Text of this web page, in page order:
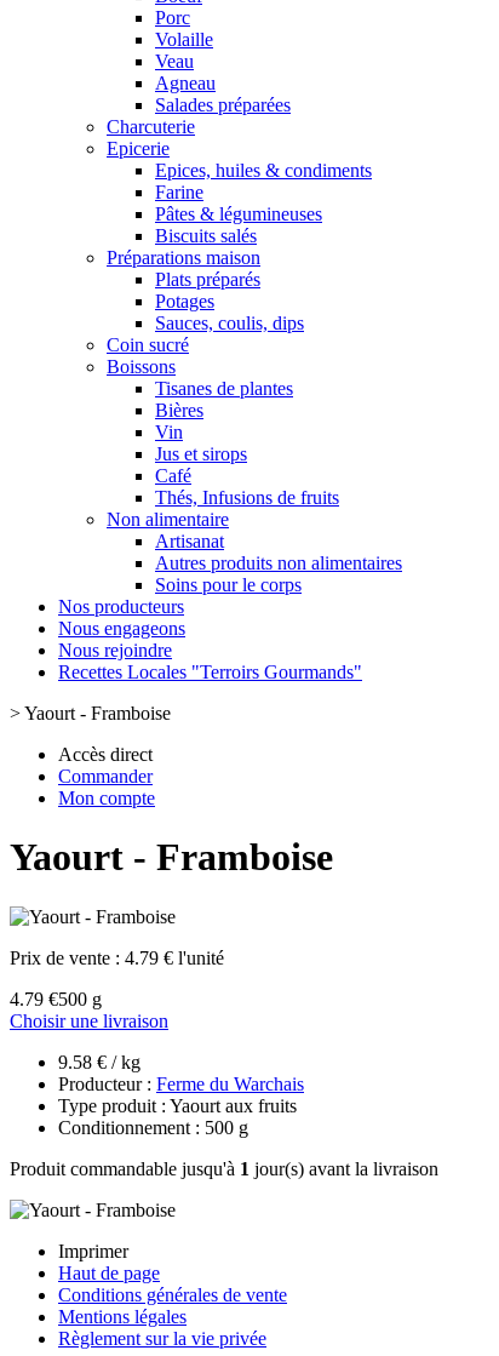
Porc
Volaille
Veau
Agneau
Salades préparées
Charcuterie
Epicerie
Epices, huiles & condiments
Farine
Pâtes & légumineuses
Biscuits salés
Préparations maison
Plats préparés
Potages
Sauces, coulis, dips
Coin sucré
Boissons
Tisanes de plantes
Bières
Vin
Jus et sirops
Café
Thés, Infusions de fruits
Non alimentaire
Artisanat
Autres produits non alimentaires
Soins pour le corps
Nos producteurs
Nous engageons
Nous rejoindre
Recettes Locales "Terroirs Gourmands"
>Yaourt - Framboise
Accès direct
Commander
Mon compte
Yaourt - Framboise
Prix de vente : 4.79 € l'unité
4.79 €500 g
Choisir une livraison
9.58 € / kg
Producteur : Ferme du Warchais
Type produit : Yaourt aux fruits
Conditionnement : 500 g
Produit commandable jusqu'à 1 jour(s) avant la livraison
Imprimer
Haut de page
Conditions générales de vente
Mentions légales
Règlement sur la vie privée